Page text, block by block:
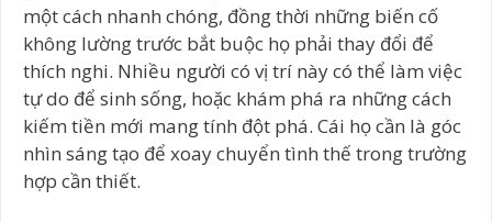
một cách nhanh chóng, đồng thời những biến cố
không lường trước bắt buộc họ phải thay đổi để
thích nghi. Nhiều người có vị trí này có thể làm việc
tự do để sinh sống, hoặc khám phá ra những cách
kiếm tiền mới mang tính đột phá. Cái họ cần là góc
nhìn sáng tạo để xoay chuyển tình thế trong trường
hợp cần thiết.